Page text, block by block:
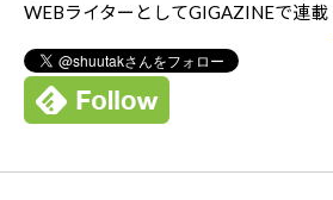
WEBライターとしてGIGAZINEで連載